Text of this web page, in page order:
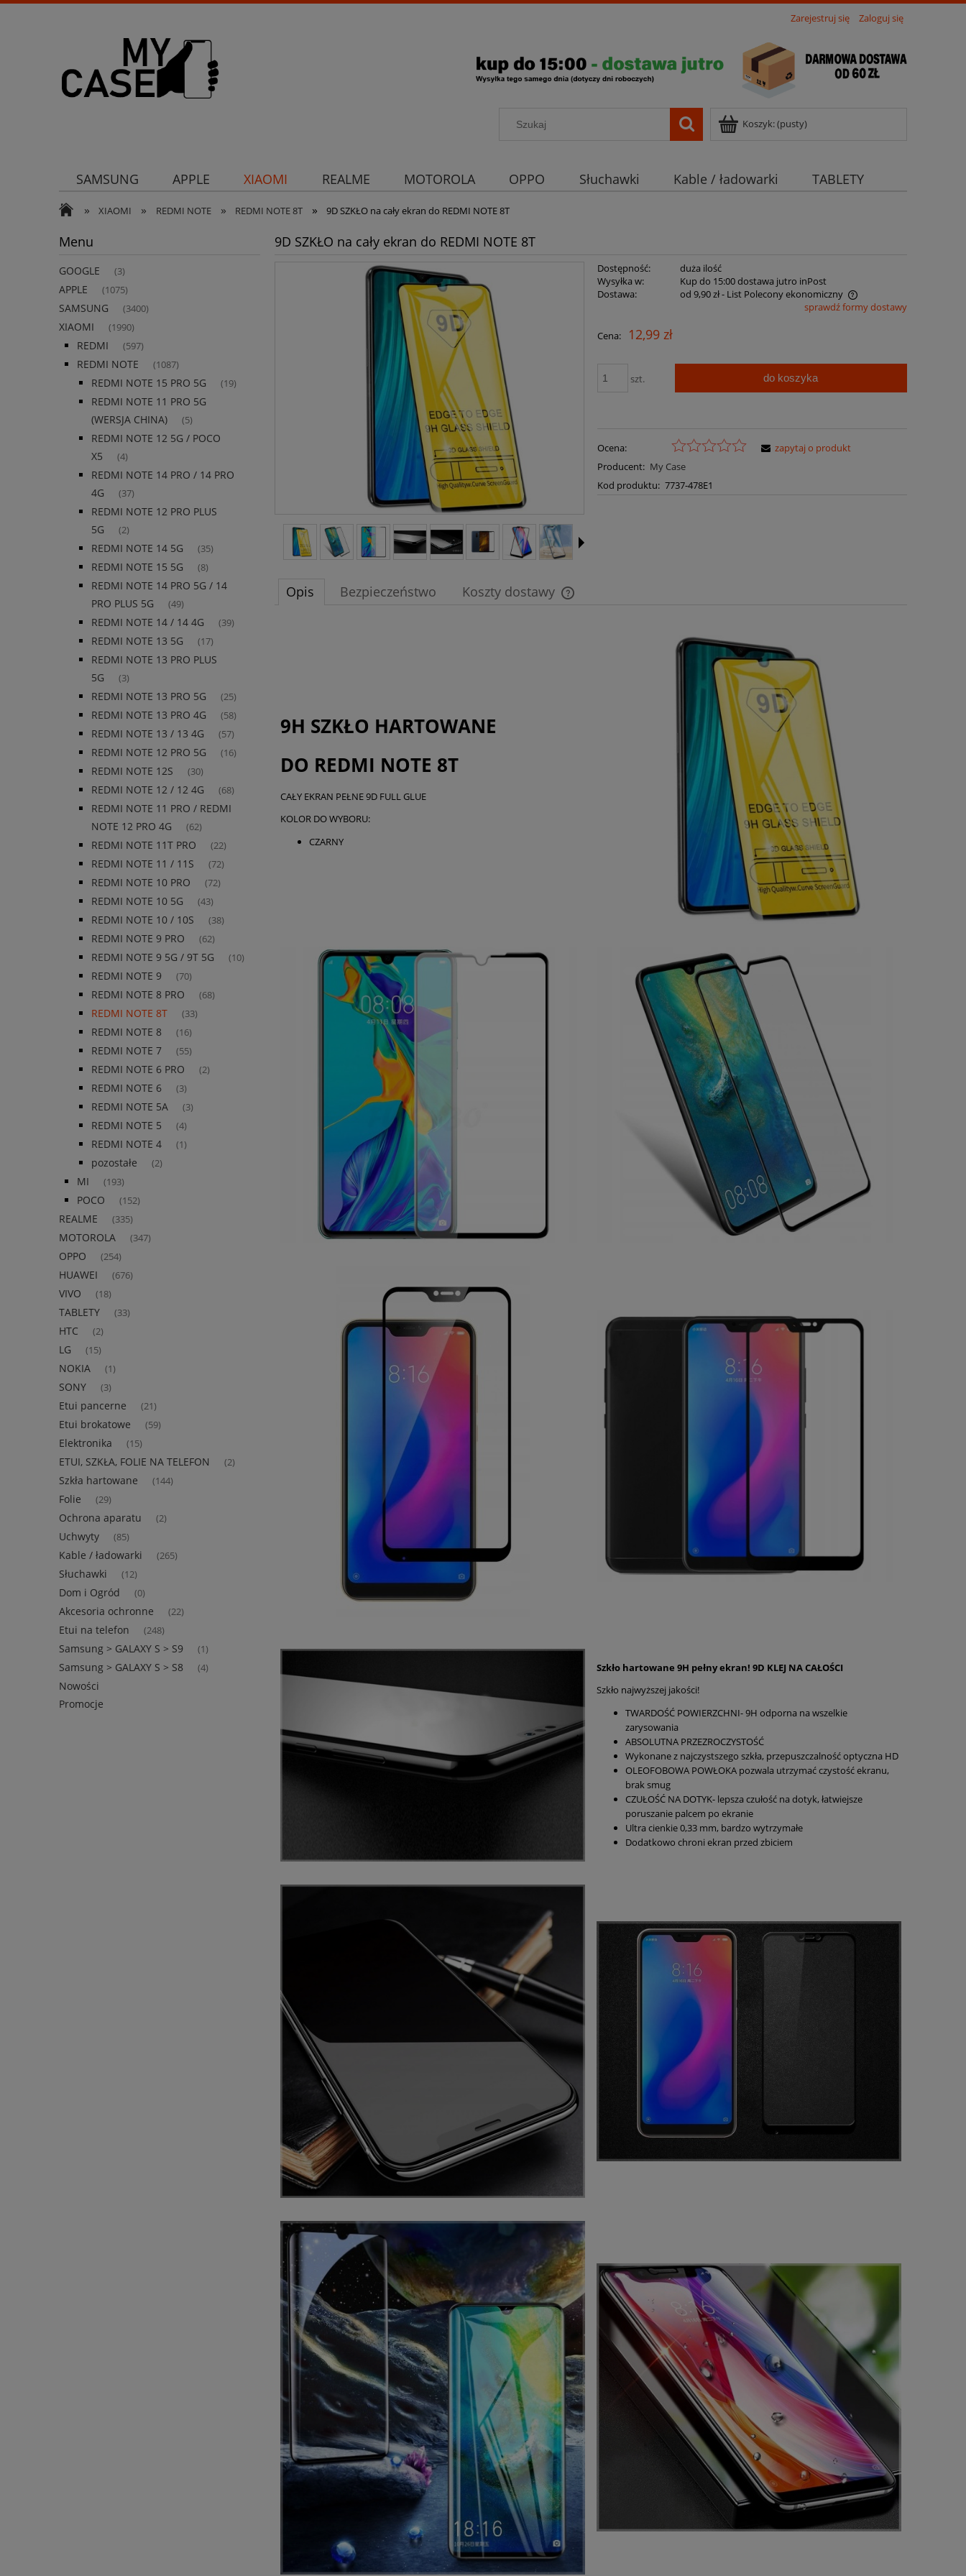
Zarejestruj się Zaloguj się
Koszyk:(pusty)
SAMSUNG APPLE XIAOMI REALME MOTOROLA OPPO Słuchawki Kable / ładowarki
TABLETY
Uchwyty
Ochrona aparatu Ochrona aparatu Strona główna
» XIAOMI » REDMI NOTE » REDMI NOTE 8T » 9D SZKŁO na cały ekran do REDMI NOTE 8T
Menu
GOOGLE (3)
APPLE (1075)
SAMSUNG (3400)
XIAOMI (1990)
REDMI (597)
REDMI NOTE (1087)
REDMI NOTE 15 PRO 5G (19)
REDMI NOTE 11 PRO 5G
(WERSJA CHINA)
(5)
REDMI NOTE 12 5G / POCO
X5
(4)
REDMI NOTE 14 PRO / 14 PRO
4G
(37)
REDMI NOTE 12 PRO PLUS
5G
(2)
REDMI NOTE 14 5G (35)
REDMI NOTE 15 5G (8)
REDMI NOTE 14 PRO 5G / 14
PRO PLUS 5G
(49)
REDMI NOTE 14 / 14 4G (39)
REDMI NOTE 13 5G (17)
REDMI NOTE 13 PRO PLUS
5G
(3)
REDMI NOTE 13 PRO 5G (25)
REDMI NOTE 13 PRO 4G (58)
REDMI NOTE 13 / 13 4G (57)
REDMI NOTE 12 PRO 5G (16)
REDMI NOTE 12S (30)
REDMI NOTE 12 / 12 4G (68)
REDMI NOTE 11 PRO / REDMI
NOTE 12 PRO 4G
(62)
REDMI NOTE 11T PRO (22)
REDMI NOTE 11 / 11S (72)
REDMI NOTE 10 PRO (72)
REDMI NOTE 10 5G (43)
REDMI NOTE 10 / 10S (38)
REDMI NOTE 9 PRO (62)
REDMI NOTE 9 5G / 9T 5G (10)
REDMI NOTE 9 (70)
REDMI NOTE 8 PRO (68)
REDMI NOTE 8T (33)
REDMI NOTE 8 (16)
REDMI NOTE 7 (55)
REDMI NOTE 6 PRO (2)
REDMI NOTE 6 (3)
REDMI NOTE 5A (3)
REDMI NOTE 5 (4)
REDMI NOTE 4 (1)
pozostałe (2)
MI (193)
POCO (152)
REALME (335)
MOTOROLA (347)
OPPO (254)
HUAWEI (676)
VIVO (18)
TABLETY (33)
HTC (2)
LG (15)
NOKIA (1)
SONY (3)
Etui pancerne (21)
Etui brokatowe (59)
Elektronika (15)
ETUI, SZKŁA, FOLIE NA TELEFON (2)
Szkła hartowane (144)
Folie (29)
Ochrona aparatu (2)
Uchwyty (85)
Kable / ładowarki (265)
Słuchawki (12)
Dom i Ogród (0)
Akcesoria ochronne (22)
Etui na telefon (248)
Samsung > GALAXY S > S9 (1)
Samsung > GALAXY S > S8 (4)
Nowości
Promocje
9D SZKŁO na cały ekran do REDMI NOTE 8T
Dostępność:
duża ilość
Wysyłka w:
Kup do 15:00 dostawa jutro inPost
Dostawa:
od 9,90 zł- List Polecony ekonomiczny
płatności
sprawdź formy dostawy
Cena: 12,99 zł
szt. do koszyka
Ocena:
Producent: My Case
Kod produktu: 7737-478E1
zapytaj o produkt
Opis Bezpieczeństwo Koszty dostawy
9H SZKŁO HARTOWANE
DO REDMI NOTE 8T
CAŁY EKRAN PEŁNE 9D FULL GLUE
KOLOR DO WYBORU:
CZARNY
Szkło hartowane 9H pełny ekran! 9D KLEJ NA CAŁOŚCI
Szkło najwyższej jakości!
TWARDOŚĆ POWIERZCHNI- 9H odporna na wszelkie
zarysowania
ABSOLUTNA PRZEZROCZYSTOŚĆ
Wykonane z najczystszego szkła, przepuszczalność optyczna HD
OLEOFOBOWA POWŁOKA pozwala utrzymać czystość ekranu,
brak smug
CZUŁOŚĆ NA DOTYK- lepsza czułość na dotyk, łatwiejsze
poruszanie palcem po ekranie
Ultra cienkie 0,33 mm, bardzo wytrzymałe
Dodatkowo chroni ekran przed zbiciem